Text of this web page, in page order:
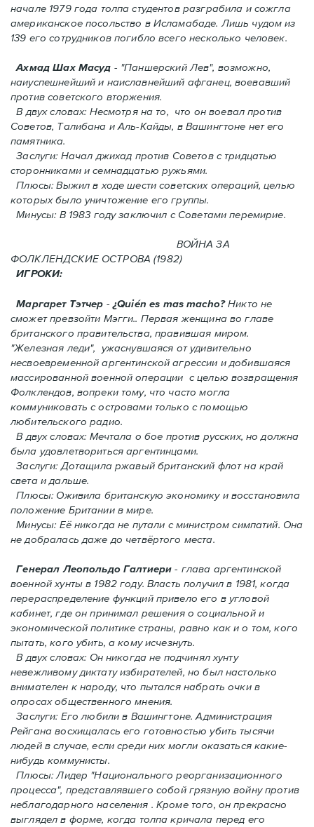
начале 1979 года толпа студентов разграбила и сожгла
американское посольство в Исламабаде. Лишь чудом из
139 его сотрудников погиблo всего несколько человек.
Ахмад Шах Масуд - "Паншерский Лев", возможно,
наиуспешнейший и наиславнейший афганец, воевавший
против советского вторжения.
В двух словах: Hесмотря на то, что он воевал против
Советов, Талибана и Аль-Кайды, в Вашингтоне нет его
памятника.
Заслуги: Начал джихад против Советов с тридцатью
сторонниками и семнадцатью ружьями.
Плюсы: Выжил в ходе шести советских операций, целью
которых было уничтожение его группы.
Минусы: В 1983 году заключил с Советами перемирие.
ВОЙНА ЗА
ФОЛКЛЕНДСКИЕ ОСТРОВА (1982)
ИГРОКИ:
Маргарет Тэтчер -¿Quién es mas macho?Никто не
сможет превзойти Мэгги.. Первая женщина во главе
британского правительства, правившая миром.
"Железная леди", ужаснувшаяся от удивительно
несвоевременной аргентинской агрессии и добившаяся
массированной военной операции с целью возвращения
Фолклендов, вопреки тому, что часто могла
коммуниковать с островами только с помощью
любительского радио.
В двух словах: Мечтала о бое против русских, но должна
была удовлетвориться аргентинцами.
Заслуги: Дотащила ржавый британский флот на край
света и дальше.
Плюсы: Оживила британскую экономику и восстановила
положение Британии в мире.
Минусы: Её никогда не путали с министром симпатий. Oнa
не добралась даже до четвёртого места.
Генерал Леопольдо Галтиери - глава аргентинской
военной хунты в 1982 году. Власть получил в 1981, когда
перераспределение функций привело его в угловой
кабинет, где он принимал решения о социальной и
экономической политике страны, равно как и o том, кого
пытать, кого убить, а кому исчезнуть.
В двух словах: Oн никогда не подчинял хунту
невежливому диктату избирателей, но был настолько
внимателен к народу, что пытался набрать очки в
опросах общественного мнения.
Заслуги: Его любили в Вашингтоне. Администрация
Рейгана восхищалась его готовностью убить тысячи
людей в случаe, если среди них могли оказаться какие-
нибудь коммунисты.
Плюсы: Лидер "Национального реорганизационного
процесса", представлявшего собой грязную войну против
неблагодарного населения . Кроме того, он прекрасно
выглядел в форме, когда толпа кричала перед его